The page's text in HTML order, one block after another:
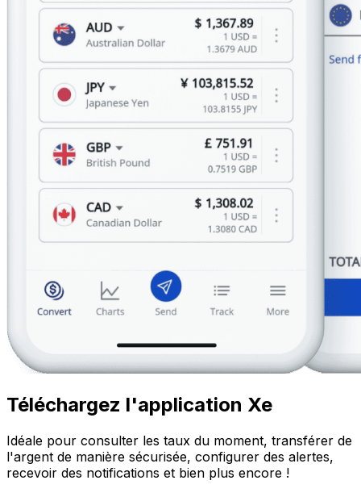
Téléchargez l'application Xe
Idéale pour consulter les taux du moment, transférer de
l'argent de manière sécurisée, configurer des alertes,
recevoir des notifications et bien plus encore !